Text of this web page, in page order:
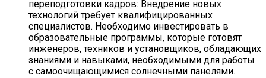
переподготовки кадров: Внедрение новых
технологий требует квалифицированных
специалистов. Необходимо инвестировать в
образовательные программы, которые готовят
инженеров, техников и установщиков, обладающих
знаниями и навыками, необходимыми для работы
с самоочищающимися солнечными панелями.